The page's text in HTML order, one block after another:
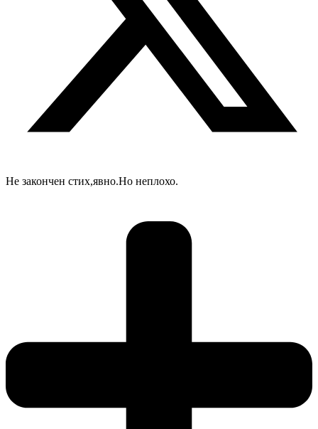
Не закончен стих,явно.Но неплохо.